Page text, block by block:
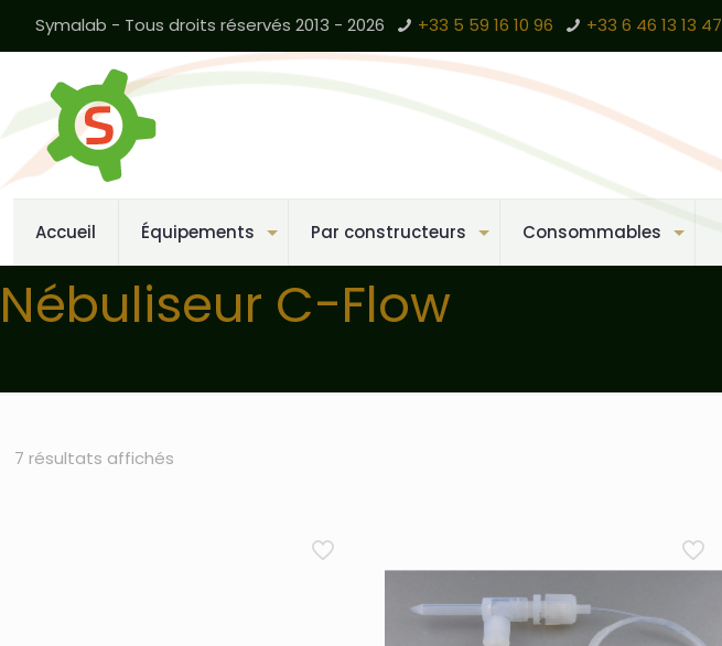
Symalab - Tous droits réservés 2013 - 2026 +33 5 59 16 10 96 +33 6 46 13 13 47
Accueil Équipements Par constructeurs Consommables
Nébuliseur C-Flow
7 résultats affichés